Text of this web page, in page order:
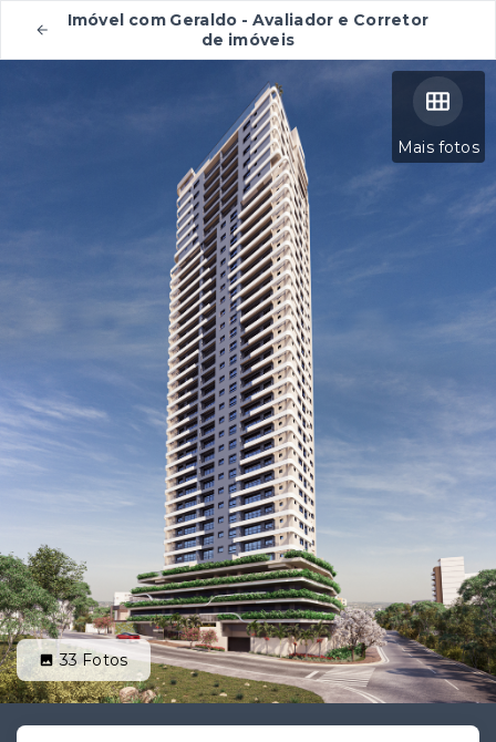
Imóvel com Geraldo - Avaliador e Corretor
de imóveis
Mais fotos
33Fotos